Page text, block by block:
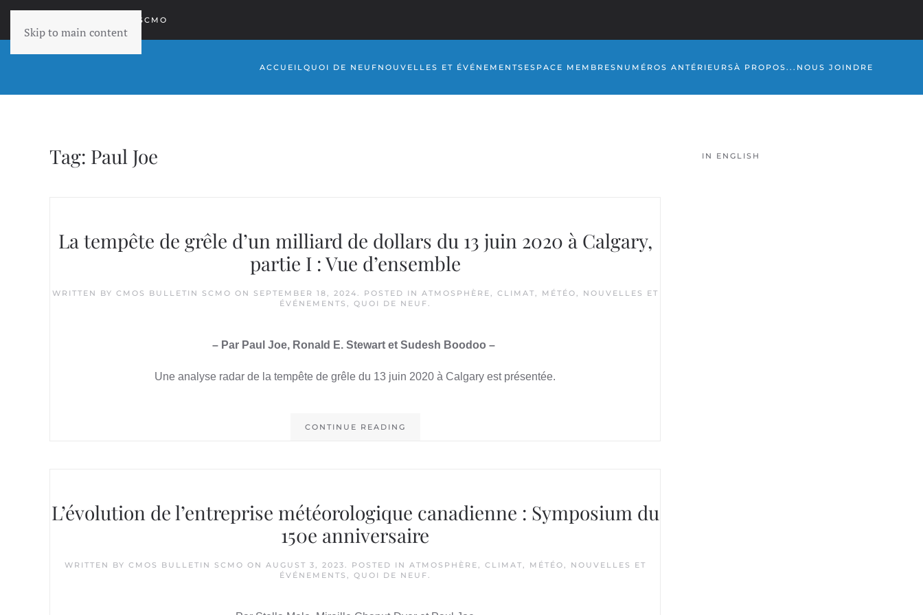
Skip to main content
RETOURNER À SCMO
ACCUEIL QUOI DE NEUF NOUVELLES ET ÉVÉNEMENTS ESPACE MEMBRES NUMÉROS ANTÉRIEURSÀ PROPOS... NOUS JOINDRE
Tag: Paul Joe
La tempête de grêle d’un milliard de dollars du 13 juin 2020 à Calgary,
partie I : Vue d’ensemble
WRITTEN BY CMOS BULLETIN SCMO ON SEPTEMBER 18, 2024. POSTED IN ATMOSPHÈRE, CLIMAT, MÉTÉO,
NOUVELLES ET
ÉVÉNEMENTS , QUOI DE NEUF.
– Par Paul Joe, Ronald E. Stewart et Sudesh Boodoo –
Une analyse radar de la tempête de grêle du 13 juin 2020 à Calgary est présentée.
CONTINUE READING
L’évolution de l’entreprise météorologique canadienne : Symposium du
150e anniversaire
WRITTEN BY CMOS BULLETIN SCMO ON AUGUST 3, 2023. POSTED IN ATMOSPHÈRE, CLIMAT, MÉTÉO,
NOUVELLES ET
ÉVÉNEMENTS , QUOI DE NEUF.
IN ENGLISH